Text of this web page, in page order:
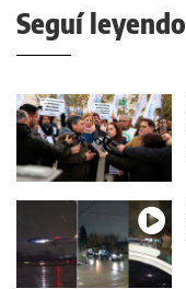
Seguí leyendo